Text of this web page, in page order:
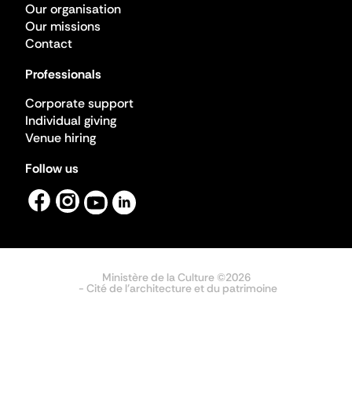
Our organisation
Our missions
Contact
Professionals
Corporate support
Individual giving
Venue hiring
Follow us
Ministère de la Culture ©2026
- Cité de l'architecture et du patrimoine